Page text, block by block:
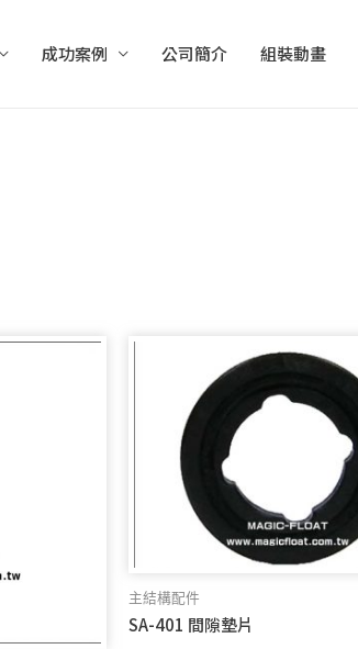
成功案例 公司簡介 組裝動畫
主結構配件
SA-401 間隙墊片